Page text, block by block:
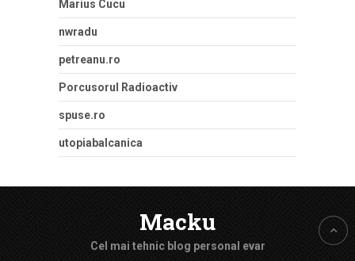
Marius Cucu
nwradu
petreanu.ro
Porcusorul Radioactiv
spuse.ro
utopiabalcanica
Macku
Cel mai tehnic blog personal evar